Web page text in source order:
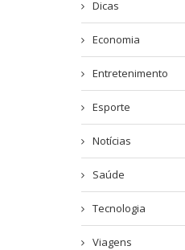
Dicas
Economia
Entretenimento
Esporte
Notícias
Saúde
Tecnologia
Viagens